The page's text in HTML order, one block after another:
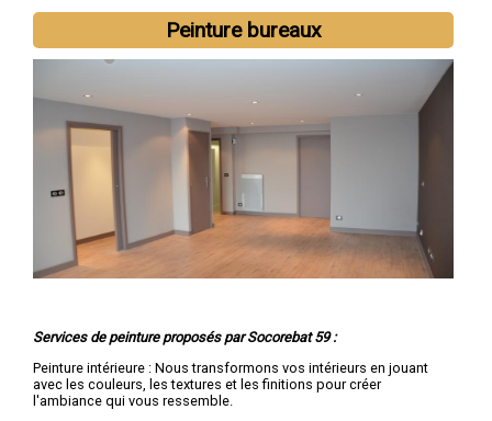
Peinture bureaux
Services de peinture proposés par Socorebat 59 :
Peinture intérieure : Nous transformons vos intérieurs en jouant
avec les couleurs, les textures et les finitions pour créer
l'ambiance qui vous ressemble.